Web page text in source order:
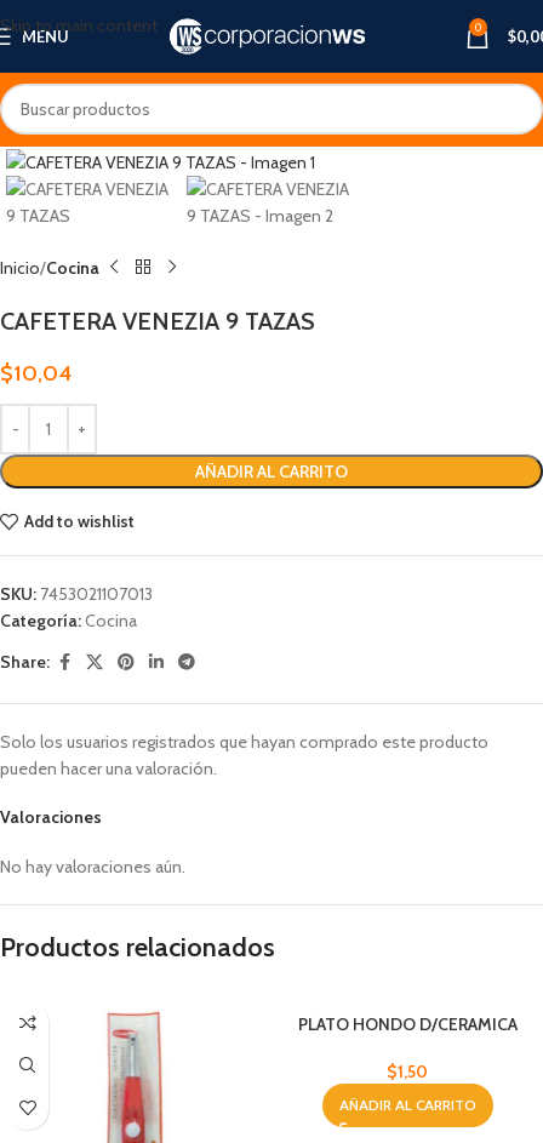
Skip to main content
MENU 0 $
Inicio Cocina
CAFETERA VENEZIA 9 TAZAS
$10,04
AÑADIR AL CARRITO
Add to wishlist
SKU: 7453021107013
Categoría:Cocina
Share:
Valoraciones
No hay valoraciones aún.
Solo los usuarios registrados que hayan comprado este producto
pueden hacer una valoración.
Productos relacionados
PLATO HONDO D/CERAMICA
$1,50
AÑADIR AL CARRITO